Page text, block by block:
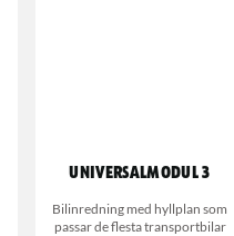
Universalmodul 3
Bilinredning med hyllplan som
passar de flesta transportbilar